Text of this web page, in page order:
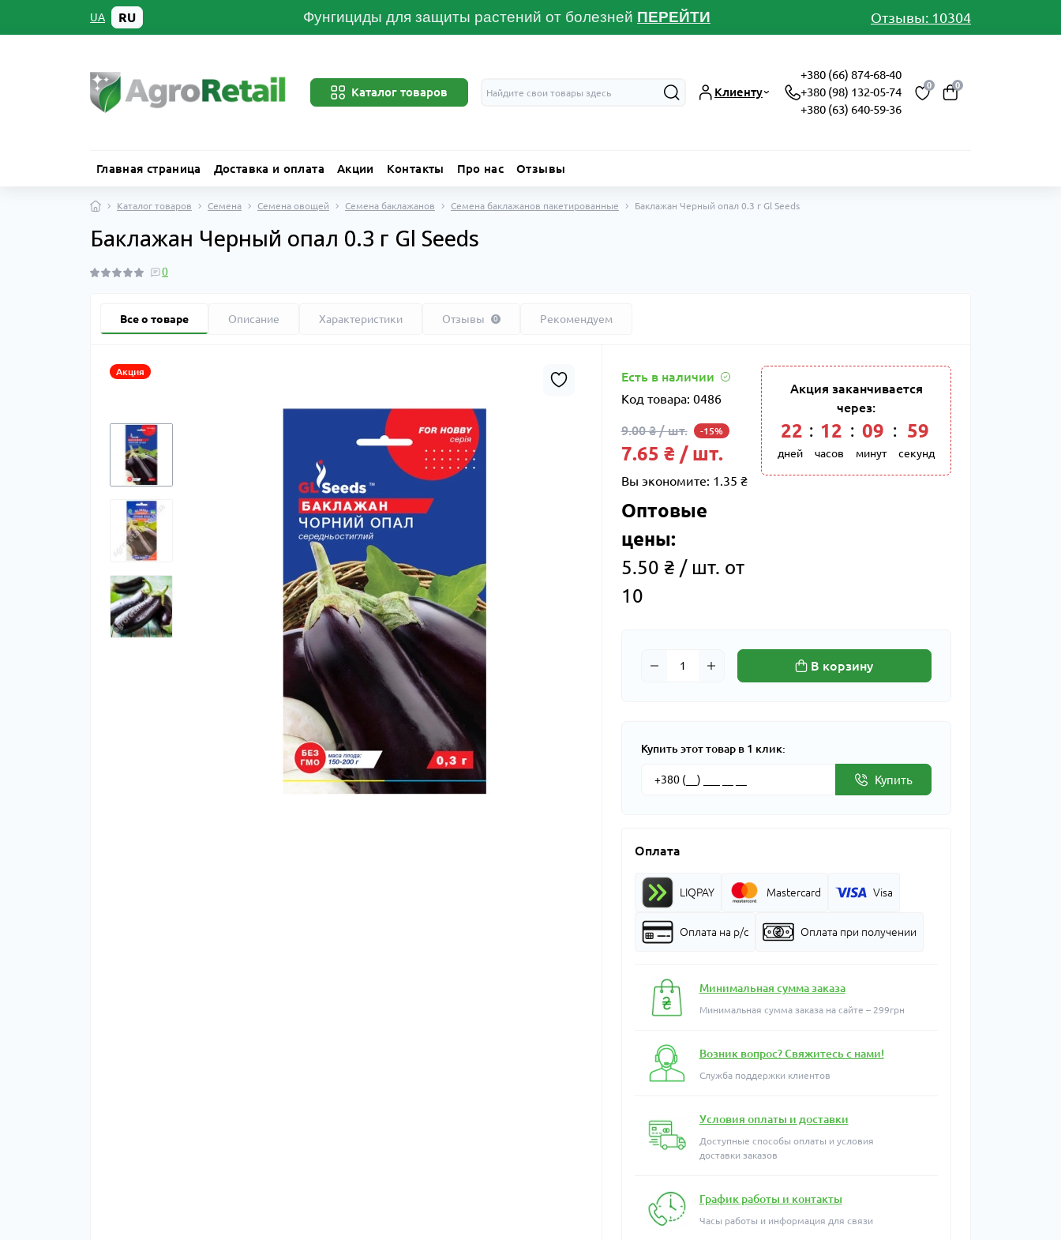
UA RU Фунгициды для защиты растений от болезней ПЕРЕЙТИ Отзывы: 10304
Каталог товаров Клиенту
+380 (66) 874-68-40
+380 (98) 132-05-74
+380 (63) 640-59-36
0 0
Главная страница Доставка и оплата Акции Контакты Про нас Отзывы
Каталог товаров Семена Семена овощей Семена баклажанов Семена баклажанов пакетированные Баклажан Черный опал 0.3 г Gl Seeds
Баклажан Черный опал 0.3 г Gl Seeds
0
Все о товаре Описание Характеристики Отзывы 0 Рекомендуем
Акция
Есть в наличии
Код товара: 0486
9.00 ₴ / шт. -15%
7.65 ₴ / шт.
Вы экономите: 1.35 ₴
Оптовые
цены:
5.50 ₴ / шт. от
10
Акция заканчивается
через:
22
дней
: 12
часов
: 09
минут
: 58
секунд
В корзину
Купить этот товар в 1 клик:
Купить
Оплата
LIQPAY Mastercard Visa
Оплата на р/с Оплата при получении
Минимальная сумма заказа
Минимальная сумма заказа на сайте – 299грн
Возник вопрос? Свяжитесь с нами!
Служба поддержки клиентов
Условия оплаты и доставки
Доступные способы оплаты и условия
доставки заказов
График работы и контакты
Часы работы и информация для связи